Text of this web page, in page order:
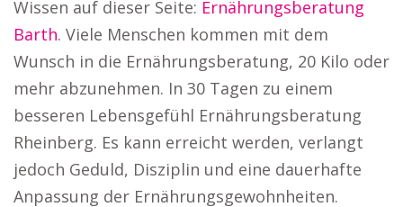
Wissen auf dieser Seite: Ernährungsberatung
Barth. Viele Menschen kommen mit dem
Wunsch in die Ernährungsberatung, 20 Kilo oder
mehr abzunehmen. In 30 Tagen zu einem
besseren Lebensgefühl Ernährungsberatung
Rheinberg. Es kann erreicht werden, verlangt
jedoch Geduld, Disziplin und eine dauerhafte
Anpassung der Ernährungsgewohnheiten.